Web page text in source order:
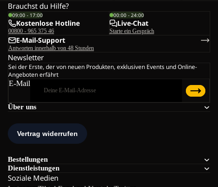
Über uns
Bestellungen
Dienstleistungen
Soziale Medien
Brauchst du Hilfe?
09:00 - 17:00
Kostenlose Hotline
00800 - 965 375 46
00:00 - 24:00
Live-Chat
Starte ein Gespräch
E-Mail-Support
Antworten innerhalb von 48 Stunden
Newsletter
Sei der Erste, der von neuen Produkten, exklusiven Events und Online-
Angeboten erfährt
E-Mail